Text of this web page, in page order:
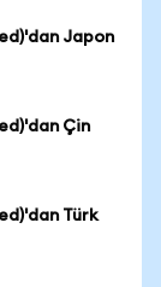
Japon
Çin
Türk